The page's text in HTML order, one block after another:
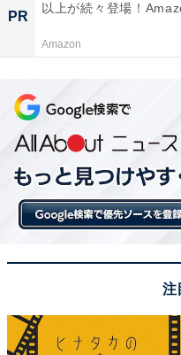
PR
以上が続々登場！
Amazon
注